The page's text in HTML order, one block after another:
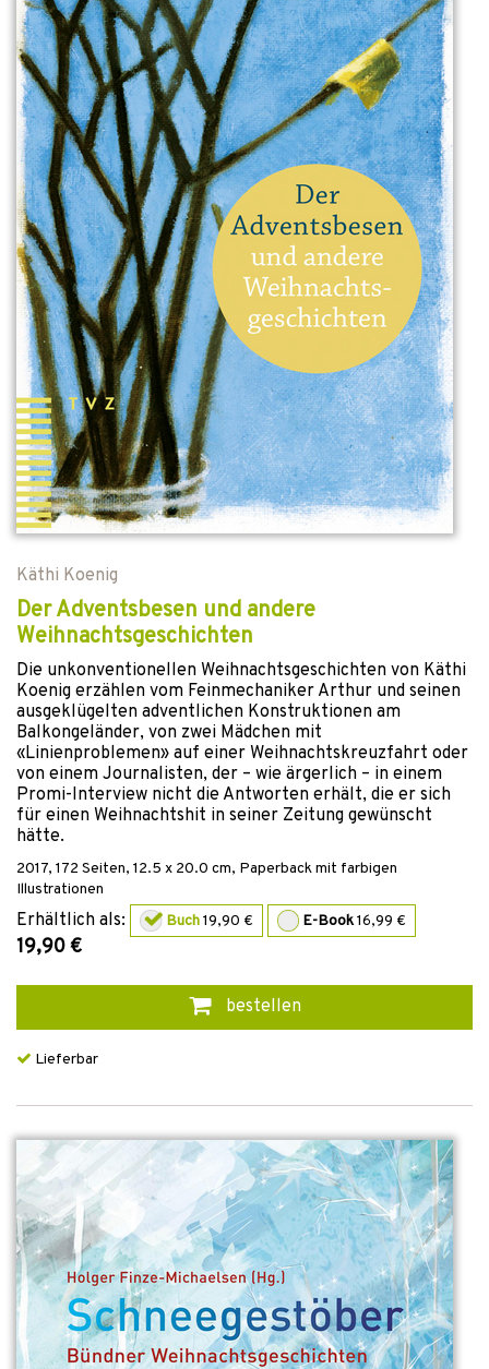
Käthi Koenig
Der Adventsbesen und andere
Weihnachtsgeschichten
Die unkonventionellen Weihnachtsgeschichten von Käthi
Koenig erzählen vom Feinmechaniker Arthur und seinen
ausgeklügelten adventlichen Konstruktionen am
Balkongeländer, von zwei Mädchen mit
«Linienproblemen» auf einer Weihnachtskreuzfahrt oder
von einem Journalisten, der – wie ärgerlich – in einem
Promi-Interview nicht die Antworten erhält, die er sich
für einen Weihnachtshit in seiner Zeitung gewünscht
hätte.
2017, 172 Seiten, 12.5 x 20.0 cm, Paperback mit farbigen
Illustrationen
Erhältlich als: Buch19,90 € E-Book16,99 €
19,90 €
bestellen
Lieferbar